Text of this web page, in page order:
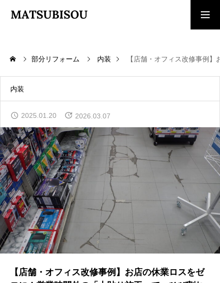
トップページ
WORKS
COMPANY
会社概要
CONTACT
お問い合わせ
NEWS
最新情報
Q&A
部分リフォーム 内装 【店舗・オフィス改修事例
内装
2025.01.20 2026.03.07
【店舗・オフィス改修事例】お店の休業ロスをゼ